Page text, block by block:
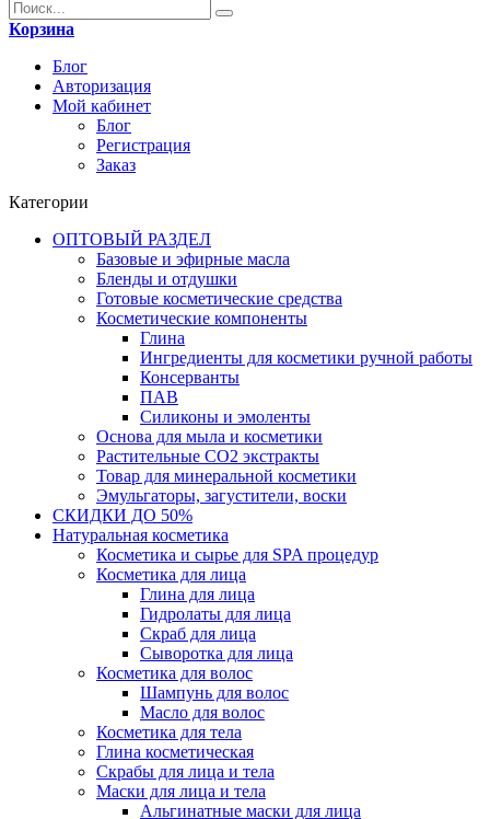
Корзина
Блог
Авторизация
Мой кабинет
Блог
Регистрация
Заказ
Категории
ОПТОВЫЙ РАЗДЕЛ
Базовые и эфирные масла
Бленды и отдушки
Готовые косметические средства
Косметические компоненты
Глина
Ингредиенты для косметики ручной работы
Консерванты
ПАВ
Силиконы и эмоленты
Основа для мыла и косметики
Растительные СО2 экстракты
Товар для минеральной косметики
Эмульгаторы, загустители, воски
СКИДКИ ДО 50%
Натуральная косметика
Косметика и сырье для SPA процедур
Косметика для лица
Глина для лица
Гидролаты для лица
Скраб для лица
Сыворотка для лица
Косметика для волос
Шампунь для волос
Масло для волос
Косметика для тела
Глина косметическая
Скрабы для лица и тела
Маски для лица и тела
Альгинатные маски для лица